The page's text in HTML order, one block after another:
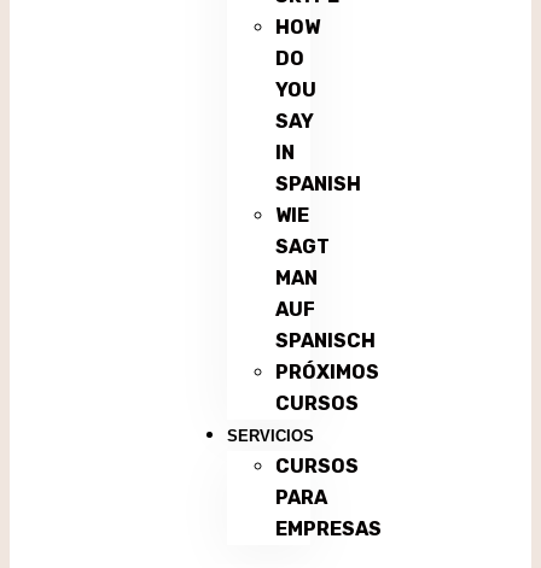
HOW
DO
YOU
SAY
IN
SPANISH
WIE
SAGT
MAN
AUF
SPANISCH
PRÓXIMOS
CURSOS
SERVICIOS
CURSOS
PARA
EMPRESAS